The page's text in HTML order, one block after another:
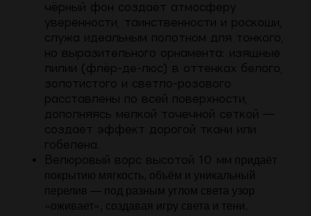
чёрный фон создаёт атмосферу
уверенности, таинственности и роскоши,
служа идеальным полотном для тонкого,
но выразительного орнамента: изящные
лилии (флёр-де-люс) в оттенках белого,
золотистого и светло-розового
расставлены по всей поверхности,
дополняясь мелкой точечной сеткой —
создаёт эффект дорогой ткани или
гобелена.
Велюровый ворс высотой 10 мм придаёт
покрытию мягкость, объём и уникальный
перелив — под разным углом света узор
«оживает», создавая игру света и тени.